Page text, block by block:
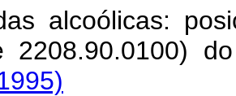
alcoólicas:
2208.90.0100)